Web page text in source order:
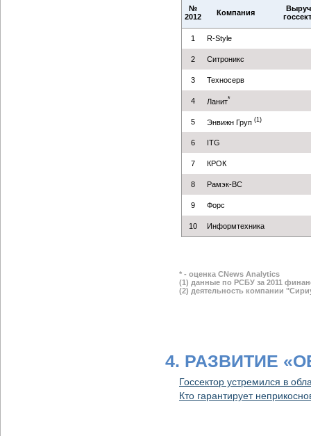
№
2012
Компания
1 R-Style
2 Ситроникс
3 Техносерв
4 Ланит*
5 Энвижн Груп (1)
6 ITG
7 КРОК
8 Рамэк-ВС
9 Форс
10 Информтехника
* - оценка CNews Analytics
(1) данные по РСБУ за 2011
(2) деятельность компании
4. РАЗВИТИЕ
Госсектор устремился в
Кто гарантирует